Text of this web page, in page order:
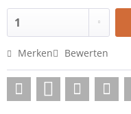
Merken Bewerten